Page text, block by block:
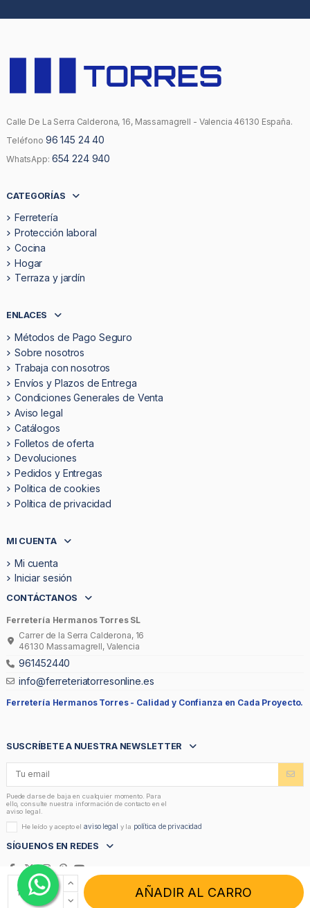
AÑADIR AL CARRO
Calle De La Serra Calderona, 16, Massamagrell - Valencia 46130 España.
Teléfono 96 145 24 40
WhatsApp: 654 224 940
CATEGORÍAS
Ferretería
Protección laboral
Cocina
Hogar
Terraza y jardín
ENLACES
Métodos de Pago Seguro
Sobre nosotros
Trabaja con nosotros
Envíos y Plazos de Entrega
Condiciones Generales de Venta
Aviso legal
Catálogos
Folletos de oferta
Devoluciones
Pedidos y Entregas
Politica de cookies
Política de privacidad
MI CUENTA
Mi cuenta
Iniciar sesión
CONTÁCTANOS
Ferretería Hermanos Torres SL
Carrer de la Serra Calderona, 16
46130 Massamagrell, Valencia
961452440
info@ferreteriatorresonline.es
Ferretería Hermanos Torres - Calidad y Confianza en Cada Proyecto.
SUSCRÍBETE A NUESTRA NEWSLETTER
Puede darse de baja en cualquier momento. Para
ello, consulte nuestra información de contacto en el
aviso legal.
He leído y acepto elaviso legal y la política de privacidad
SÍGUENOS EN REDES